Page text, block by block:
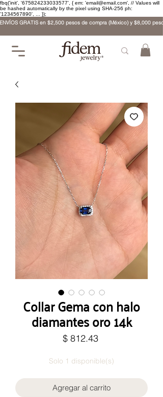
fbq('init', '675824233033577', { em: 'email@email.com', // Values will
be hashed automatically by the pixel using SHA-256 ph:
'1234567890', ... });
ENVÍOS GRATIS en $2,500 pesos de compra (México) y $8,000
Collar Gema con halo
diamantes oro 14k
$ 812.43Precio
Solo 1 disponible(s)
Agregar al carrito